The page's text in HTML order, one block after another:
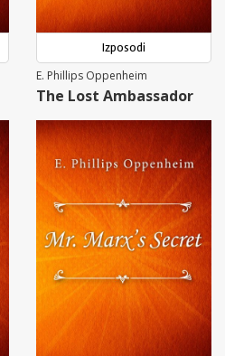
Izposodi
E. Phillips Oppenheim
The Lost Ambassador